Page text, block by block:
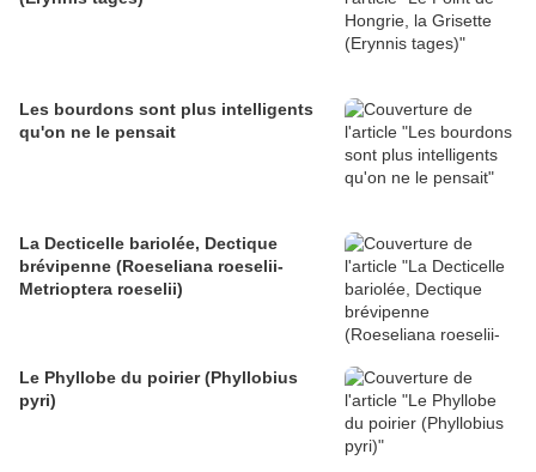
Les bourdons sont plus intelligents
qu'on ne le pensait
La Decticelle bariolée, Dectique
brévipenne (Roeseliana roeselii-
Metrioptera roeselii)
Le Phyllobe du poirier (Phyllobius
pyri)